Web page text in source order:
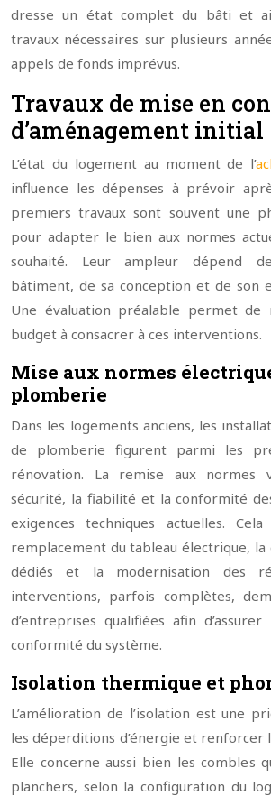
dresse un état complet du bâti et
travaux nécessaires sur plusieurs
appels de fonds imprévus.
Travaux de mise en
d’aménagement initial
L’état du logement au moment de l’
influence les dépenses à prévoir
premiers travaux sont souvent une
pour adapter le bien aux normes
souhaité. Leur ampleur dépend
bâtiment, de sa conception et de son
Une évaluation préalable permet de
budget à consacrer à ces interventions.
Mise aux normes
plomberie
Dans les logements anciens, les
de plomberie figurent parmi les
rénovation. La remise aux normes
sécurité, la fiabilité et la conformité
exigences techniques actuelles.
remplacement du tableau électrique, la
dédiés et la modernisation des
interventions, parfois complètes,
d’entreprises qualifiées afin
conformité du système.
Isolation thermique et
L’amélioration de l’isolation est une
les déperditions d’énergie et renforcer
Elle concerne aussi bien les combles
planchers, selon la configuration du